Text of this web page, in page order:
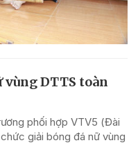
vùng DTTS toàn
phối hợp VTV5 (Đài
giải bóng đá nữ vùng